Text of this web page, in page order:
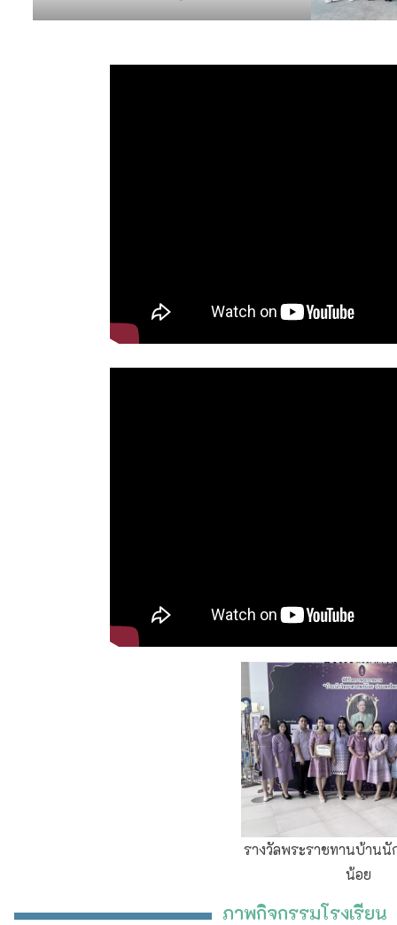
รางวัลพระราชทานบ้านนักวิทยาศาสตร์
ภาพกิจกรรมโรงเรียน